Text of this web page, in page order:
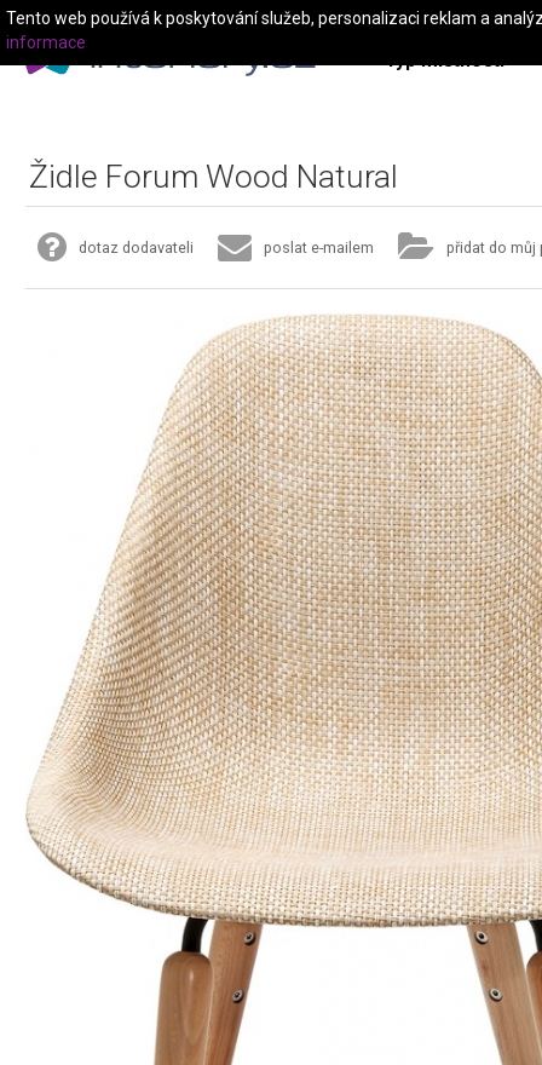
Typ místnosti
Židle Forum Wood Natural
dotaz dodavateli poslat e-mailem přidat do můj
Tento web používá k poskytování služeb, personalizaci reklam a
informace